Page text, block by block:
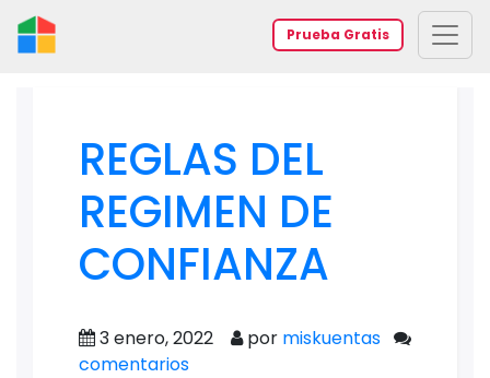
Prueba Gratis
REGLAS DEL
REGIMEN DE
CONFIANZA
3 enero, 2022 por miskuentas
comentarios